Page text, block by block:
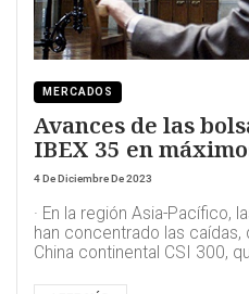
MERCADOS
Avances de las
IBEX 35 en
4 De Diciembre De 2023
· En la región Asia-Pacífico,
han concentrado las
China continental CSI 300,